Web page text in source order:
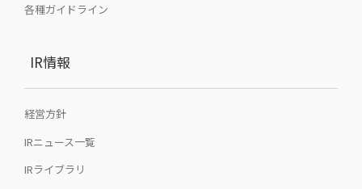
各種ガイドライン
IR情報
経営方針
IRニュース一覧
IRライブラリ